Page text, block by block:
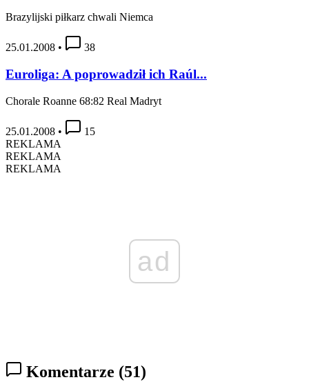
Brazylijski piłkarz chwali Niemca
25.01.2008 • 38
Euroliga: A poprowadził ich Raúl...
Chorale Roanne 68:82 Real Madryt
25.01.2008 •
15
REKLAMA
REKLAMA
REKLAMA
ad
Komentarze (51)